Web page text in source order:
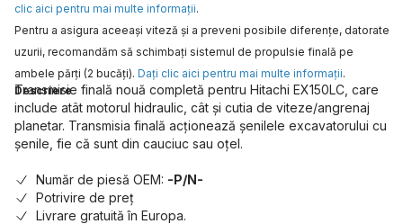
clic aici pentru mai multe informaţii.
Pentru a asigura aceeaşi viteză şi a preveni posibile diferenţe, datorate
uzurii, recomandăm să schimbaţi sistemul de propulsie finală pe
ambele părţi (2 bucăţi). Daţi clic aici pentru mai multe informaţii.
Descriere
Transmisie finală nouă completă pentru Hitachi EX150LC, care
include atât motorul hidraulic, cât și cutia de viteze/angrenaj
planetar. Transmisia finală acționează șenilele excavatorului cu
șenile, fie că sunt din cauciuc sau oțel.
Număr de piesă OEM: -P/N-
Potrivire de preț
Livrare gratuită în Europa.